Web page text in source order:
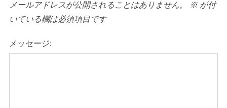
メールアドレスが公開されることはありません。 ※が付
いている欄は必須項目です
メッセージ: